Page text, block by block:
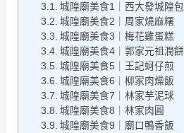
城隍廟美食1｜西大發城隍包
城隍廟美食2｜周家燒麻糬
城隍廟美食3｜梅花雞蛋糕
城隍廟美食4｜郭家元祖潤餅
城隍廟美食5｜王記蚵仔煎
城隍廟美食6｜柳家肉燥飯
城隍廟美食7｜林家芋泥球
城隍廟美食8｜林家肉圓
城隍廟美食9｜廟口鴨香飯